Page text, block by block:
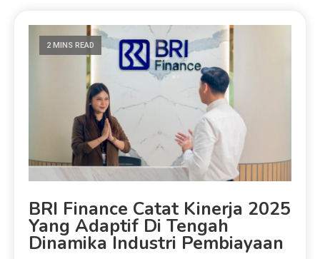
2 MINS READ
BRI Finance Catat Kinerja 2025
Yang Adaptif Di Tengah
Dinamika Industri Pembiayaan